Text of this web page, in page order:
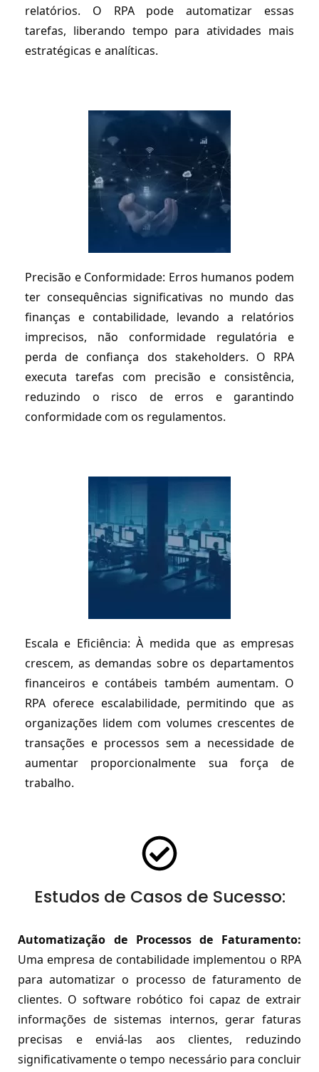
relatórios. O RPA pode automatizar essas
tarefas, liberando tempo para atividades mais
estratégicas e analíticas.
Precisão e Conformidade: Erros humanos podem
ter consequências significativas no mundo das
finanças e contabilidade, levando a relatórios
imprecisos, não conformidade regulatória e
perda de confiança dos stakeholders. O RPA
executa tarefas com precisão e consistência,
reduzindo o risco de erros e garantindo
conformidade com os regulamentos.
Escala e Eficiência: À medida que as empresas
crescem, as demandas sobre os departamentos
financeiros e contábeis também aumentam. O
RPA oferece escalabilidade, permitindo que as
organizações lidem com volumes crescentes de
transações e processos sem a necessidade de
aumentar proporcionalmente sua força de
trabalho.
Estudos de Casos de Sucesso:
Automatização de Processos de Faturamento:
Uma empresa de contabilidade implementou o RPA
para automatizar o processo de faturamento de
clientes. O software robótico foi capaz de extrair
informações de sistemas internos, gerar faturas
precisas e enviá-las aos clientes, reduzindo
significativamente o tempo necessário para concluir